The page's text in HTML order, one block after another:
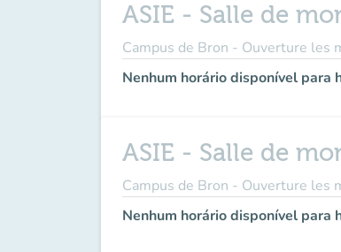
ASIE - Salle de
Campus de Bron - Ouverture
Nenhum horário disponível para
ASIE - Salle de
Campus de Bron - Ouverture
Nenhum horário disponível para